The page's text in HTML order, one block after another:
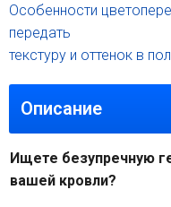
Особенности
передать
текстуру и оттенок в
Описание
Ищете безупречную
вашей кровли?